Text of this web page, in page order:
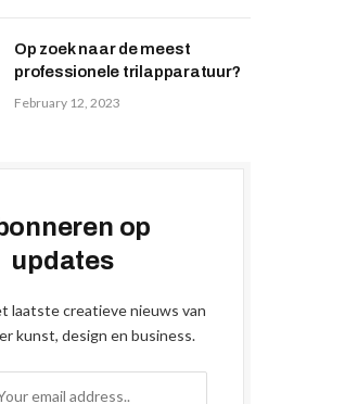
Op zoek naar de meest
professionele trilapparatuur?
February 12, 2023
op
updates
laatste creatieve nieuws van
kunst, design en business.